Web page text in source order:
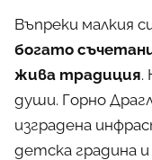
Въпреки малкия
богато
жива традиция.
души. Горно
изградена
детска градина